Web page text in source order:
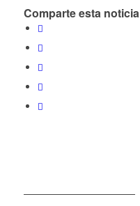
Comparte esta noticia